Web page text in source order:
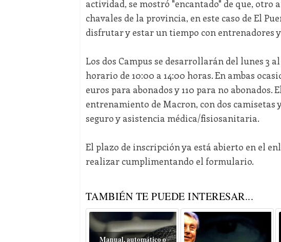
actividad, se mostró "encantado" de que, otro
chavales de la provincia, en este caso de El
disfrutar y estar un tiempo con entrenadores
Los dos Campus se desarrollarán del lunes 3
horario de 10:00 a 14:00 horas. En ambas
euros para abonados y 110 para no
entrenamiento de Macron, con dos camisetas
seguro y asistencia médica/fisiosanitaria.
El plazo de inscripción ya está abierto en el
realizar cumplimentando el formulario.
TAMBIÉN TE PUEDE INTERESAR...
Manual, automático o